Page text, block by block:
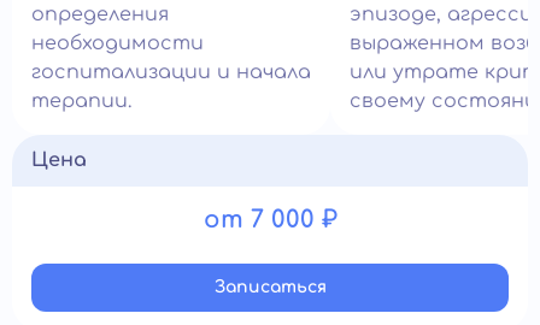
определения
необходимости
госпитализации и начала
терапии.
эпизоде,
выраженном
или утрате
своему
Цена
от 7 000 ₽
Записатьcя